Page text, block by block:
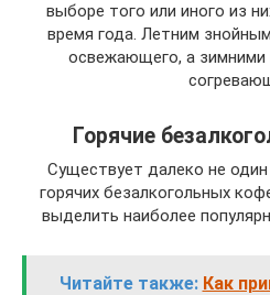
выборе того или иного из
время года. Летним
освежающего, а зимними
Горячие
Существует далеко не
горячих безалкогольных
выделить наиболее
Читайте также: Как